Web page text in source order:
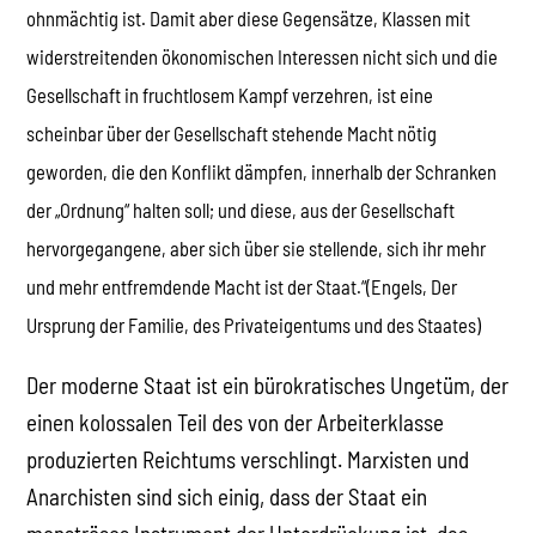
ohnmächtig ist. Damit aber diese Gegensätze, Klassen mit
widerstreitenden ökonomischen Interessen nicht sich und die
Gesellschaft in fruchtlosem Kampf verzehren, ist eine
scheinbar über der Gesellschaft stehende Macht nötig
geworden, die den Konflikt dämpfen, innerhalb der Schranken
der „Ordnung“ halten soll; und diese, aus der Gesellschaft
hervorgegangene, aber sich über sie stellende, sich ihr mehr
und mehr entfremdende Macht ist der Staat.“(Engels, Der
Ursprung der Familie, des Privateigentums und des Staates)
Der moderne Staat ist ein bürokratisches Ungetüm, der
einen kolossalen Teil des von der Arbeiterklasse
produzierten Reichtums verschlingt. Marxisten und
Anarchisten sind sich einig, dass der Staat ein